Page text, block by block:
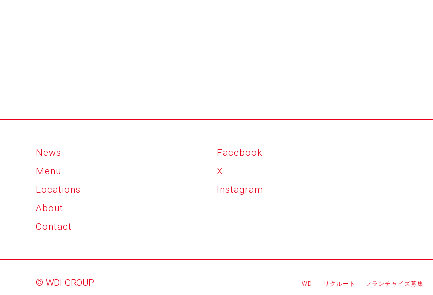
News
Menu
Locations
About
Contact
Facebook
X
Instagram
© WDI GROUP WDI リクルート フランチャイズ募集